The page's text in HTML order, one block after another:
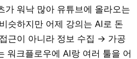
가 워낙 많아 유튜브에 올라오는
슷하지만 어제 강의는 AI로 돈
근이 아니라 정보 수집 → 가공
워크플로우에 AI랑 여러 툴을 어